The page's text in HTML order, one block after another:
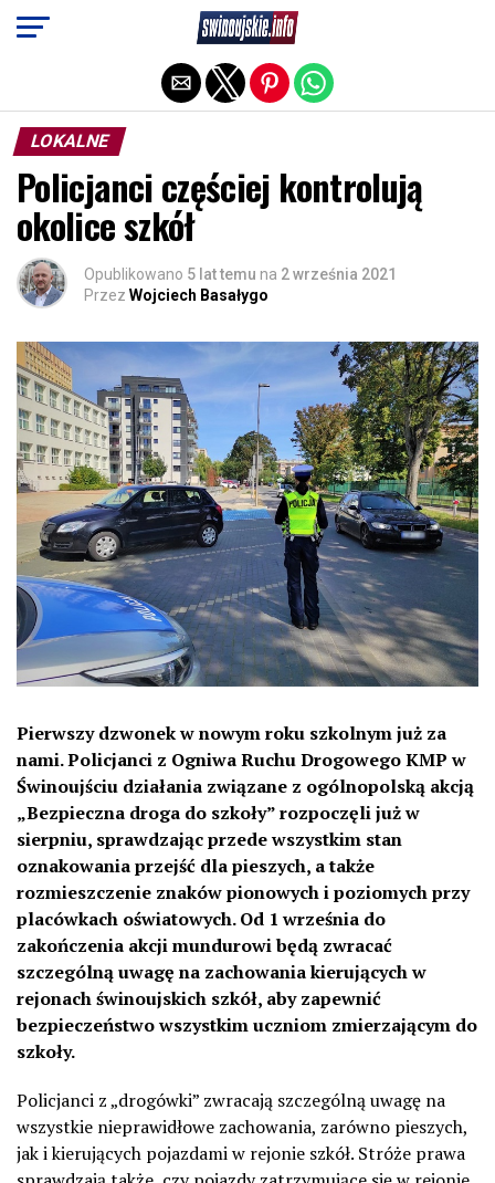
LOKALNE
Policjanci częściej kontrolują
okolice szkół
Opublikowano 5 lat temu na 2 września 2021
Przez Wojciech Basałygo
Pierwszy dzwonek w nowym roku szkolnym już za
nami. Policjanci z Ogniwa Ruchu Drogowego KMP w
Świnoujściu działania związane z ogólnopolską akcją
„Bezpieczna droga do szkoły” rozpoczęli już w
sierpniu, sprawdzając przede wszystkim stan
oznakowania przejść dla pieszych, a także
rozmieszczenie znaków pionowych i poziomych przy
placówkach oświatowych. Od 1 września do
zakończenia akcji mundurowi będą zwracać
szczególną uwagę na zachowania kierujących w
rejonach świnoujskich szkół, aby zapewnić
bezpieczeństwo wszystkim uczniom zmierzającym do
szkoły.
Policjanci z „drogówki” zwracają szczególną uwagę na
wszystkie nieprawidłowe zachowania, zarówno pieszych,
jak i kierujących pojazdami w rejonie szkół. Stróże prawa
Exit mobile version